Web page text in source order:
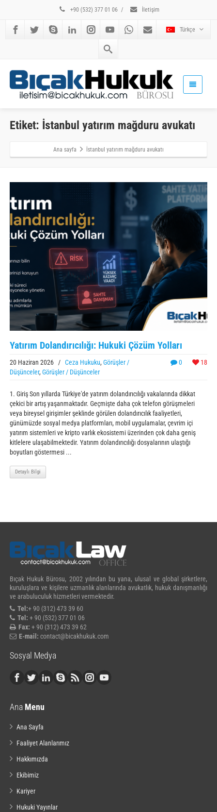
+90 (532) 377 01 06 / İletişim
Türkçe
Etiket: İstanbul yatırım mağduru avukatı
Ana sayfa İstanbul yatırım mağduru avukatı
Yatırım Dolandırıcılığı: Hukuki Çözüm Yolları
0 18
20 Haziran 2026 / Ceza Hukuku, Görüşler /
Düşünceler, Görüşler / Düşünceler
1. Giriş Son yıllarda Türkiye'de yatırım dolandırıcılığı vakalarında dikkat
çekici bir artış yaşanmaktadır. Geçmişte daha çok telefon görüşmeleri
veya bireysel girişimler şeklinde görülen dolandırıcılık faaliyetleri,
günümüzde sosyal medya platformları, mobil uygulamalar, çevrim içi
yatırım sistemleri ve kripto varlık ekosistemi üzerinden çok daha geniş
kitlelere ulaşabilmektedir. Yatırım dolandırıcılığı dosyalarının ulaştığı
boyutları göstermesi ...
Detaylı Bilgi
Bıçak Hukuk Bürosu, 2002 yılından bu yana, ulusal ve global şirketlere,
kuruluşlara ve kişilere uzmanlık alanlarında avukatlık, hukuk danışmanlığı
ve arabuluculuk hizmetleri vermektedir.
Tel:+ 90 (312) 473 39 60
Tel: + 90 (532) 377 01 06
Fax: + 90 (312) 473 39 62
E-mail: contact@bicakhukuk.com
Sosyal Medya
Ana Menu
Ana Sayfa
Faaliyet Alanlarımız
Hakkımızda
Ekibimiz
Kariyer
Hukuki Yayınlar